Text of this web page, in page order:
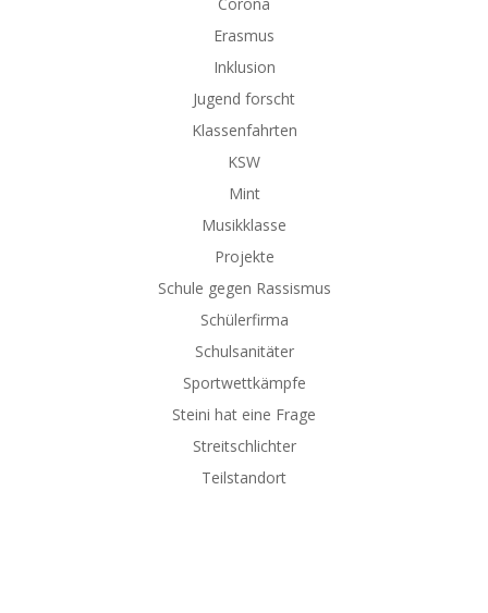
Erasmus
Inklusion
Jugend forscht
Klassenfahrten
KSW
Mint
Musikklasse
Projekte
Schule gegen Rassismus
Schülerfirma
Schulsanitäter
Sportwettkämpfe
Steini hat eine Frage
Streitschlichter
Teilstandort